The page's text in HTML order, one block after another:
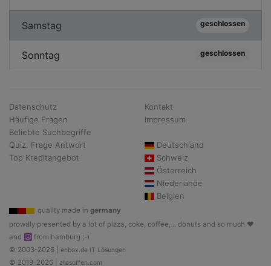
Samstag geschlossen
Sonntag geschlossen
Datenschutz
Häufige Fragen
Beliebte Suchbegriffe
Quiz, Frage Antwort
Top Kreditangebot
Kontakt
Impressum
Deutschland
Schweiz
Österreich
Niederlande
Belgien
quality made in germany
prowdly presented by a lot of pizza, coke, coffee, .. donuts and so much ♥
and ☮ from hamburg ;-)
© 2003-2026 | enbox.de IT Lösungen
© 2019-2026 | allesoffen.com